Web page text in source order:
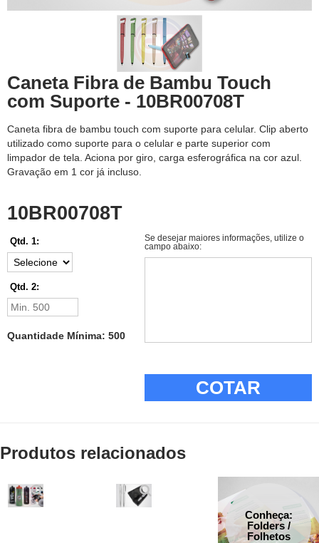
Caneta Fibra de Bambu Touch
com Suporte - 10BR00708T
Caneta fibra de bambu touch com suporte para celular. Clip aberto
utilizado como suporte para o celular e parte superior com
limpador de tela. Aciona por giro, carga esferográfica na cor azul.
Gravação em 1 cor já incluso.
10BR00708T
Qtd. 1:
Qtd. 2:
Quantidade Mínima: 500
Se desejar maiores informações, utilize o
campo abaixo:
COTAR
Produtos relacionados
Conheça:
Folders /
Folhetos